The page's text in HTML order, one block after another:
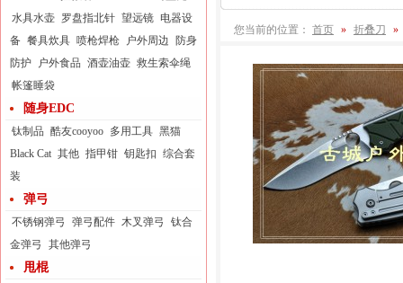
水具水壶 罗盘指北针 望远镜 电器设
备 餐具炊具 喷枪焊枪 户外周边
防身
防护
户外食品 酒壶油壶 救生索伞绳
帐篷睡袋
随身EDC
钛制品 酷友cooyoo 多用工具 黑猫
Black Cat 其他 指甲钳 钥匙扣 综合套
装
弹弓
不锈钢弹弓 弹弓配件 木叉弹弓
钛合
金弹弓
其他弹弓
甩棍
您当前的位置： 首页 » 折叠刀 »